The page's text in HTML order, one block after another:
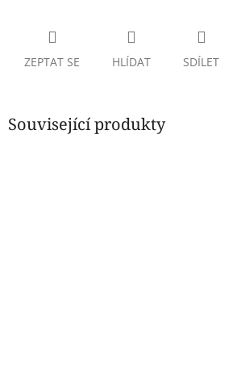
ZEPTAT SE HLÍDAT SDÍLET
Související produkty